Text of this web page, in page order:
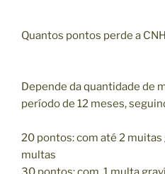
Quantos pontos perde a
Depende da quantidade de
período de 12 meses,
20 pontos: com até 2
multas